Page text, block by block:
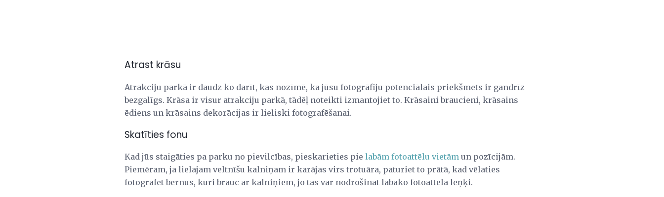
Atrast krāsu
Atrakciju parkā ir daudz ko darīt, kas nozīmē, ka jūsu fotogrāfiju potenciālais priekšmets ir gandrīz
bezgalīgs. Krāsa ir visur atrakciju parkā, tādēļ noteikti izmantojiet to. Krāsaini braucieni, krāsains
ēdiens un krāsains dekorācijas ir lieliski fotografēšanai.
Skatīties fonu
Kad jūs staigāties pa parku no pievilcības, pieskarieties pie labām fotoattēlu vietām un pozīcijām.
Piemēram, ja lielajam veltnīšu kalniņam ir karājas virs trotuāra, paturiet to prātā, kad vēlaties
fotografēt bērnus, kuri brauc ar kalniņiem, jo ​​tas var nodrošināt labāko fotoattēla leņķi.